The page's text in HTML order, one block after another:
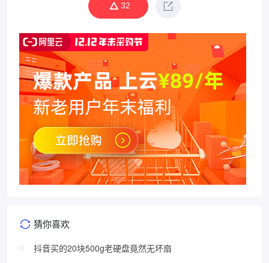
32
猜你喜欢
抖音买的20块500g老硬盘竟然无坏扇